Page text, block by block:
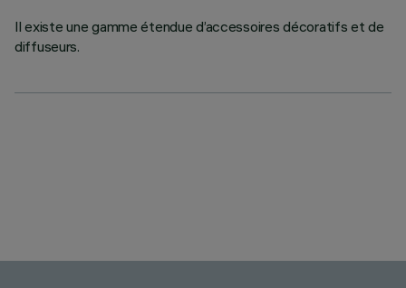
Il existe une gamme étendue d’accessoires décoratifs et de
diffuseurs.